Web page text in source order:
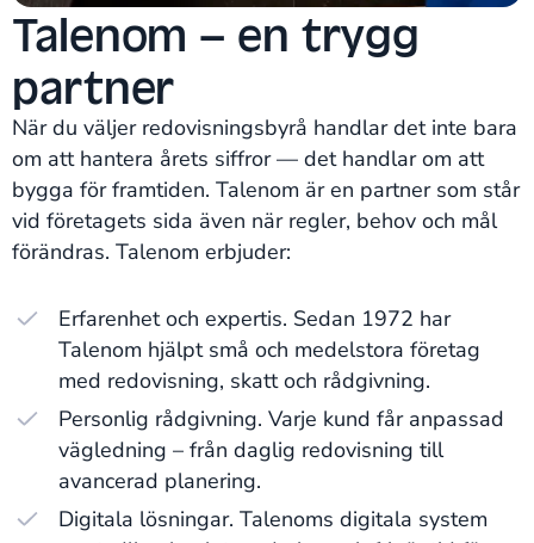
Talenom – en trygg
partner
När du väljer redovisningsbyrå handlar det inte bara
om att hantera årets siffror — det handlar om att
bygga för framtiden. Talenom är en partner som står
vid företagets sida även när regler, behov och mål
förändras. Talenom erbjuder:
Erfarenhet och expertis. Sedan 1972 har
Talenom hjälpt små och medelstora företag
med redovisning, skatt och rådgivning.
Personlig rådgivning. Varje kund får anpassad
vägledning – från daglig redovisning till
avancerad planering.
Digitala lösningar. Talenoms digitala system